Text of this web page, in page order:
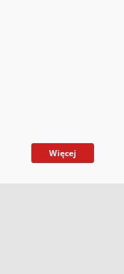
NSZZ "Solidarność"
Więcej